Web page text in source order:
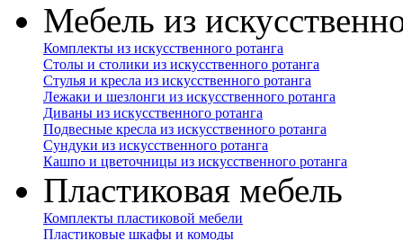
Мебель из
Комплекты из искусственного ротанга
Столы и столики из искусственного ротанга
Стулья и кресла из искусственного ротанга
Лежаки и шезлонги из искусственного ротанга
Диваны из искусственного ротанга
Подвесные кресла из искусственного ротанга
Сундуки из искусственного ротанга
Кашпо и цветочницы из искусственного ротанга
Пластиковая мебель
Комплекты пластиковой мебели
Пластиковые шкафы и комоды